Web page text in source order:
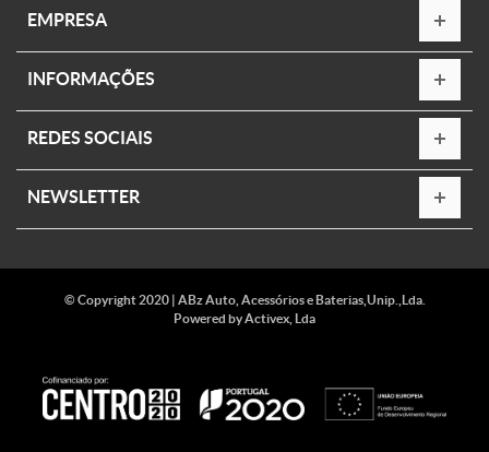
EMPRESA
INFORMAÇÕES
REDES SOCIAIS
NEWSLETTER
© Copyright 2020 | ABz Auto, Acessórios e Baterias,Unip.,Lda.
Powered byActivex, Lda